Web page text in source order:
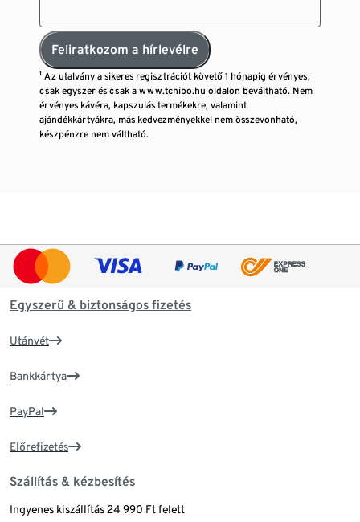
Feliratkozom a hírlevélre
¹ Az utalvány a sikeres regisztrációt követő 1 hónapig érvényes,
csak egyszer és csak a www.tchibo.hu oldalon beváltható. Nem
érvényes kávéra, kapszulás termékekre, valamint
ajándékkártyákra, más kedvezményekkel nem összevonható,
készpénzre nem váltható.
Egyszerű & biztonságos fizetés
Utánvét
Bankkártya
PayPal
Előrefizetés
Szállítás & kézbesítés
Ingyenes kiszállítás 24 990 Ft felett